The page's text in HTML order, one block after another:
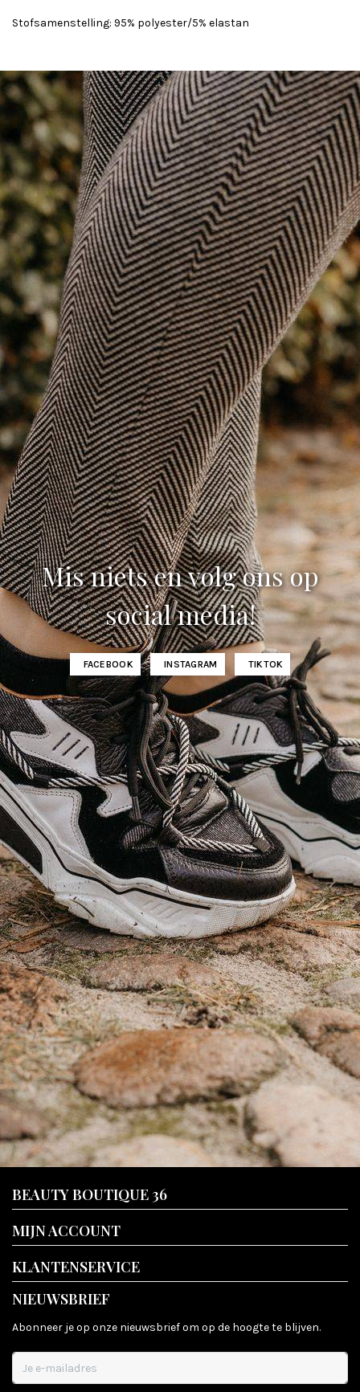
Stofsamenstelling: 95% polyester/5% elastan
Mis niets en volg ons op
social media!
FACEBOOK INSTAGRAM TIKTOK
BEAUTY BOUTIQUE 36
MIJN ACCOUNT
KLANTENSERVICE
NIEUWSBRIEF
Abonneer je op onze nieuwsbrief om op de hoogte te blijven.